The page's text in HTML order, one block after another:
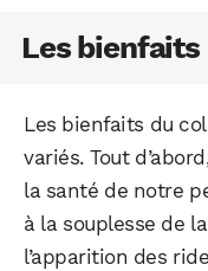
Les bienfaits
Les bienfaits du
variés. Tout
la santé de notre
à la souplesse de
l’apparition des